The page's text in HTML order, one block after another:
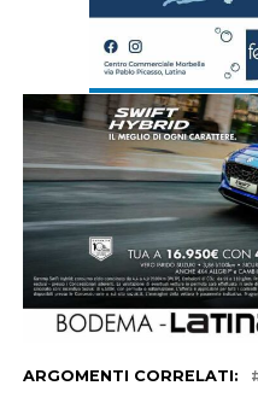
ARGOMENTI CORRELATI: